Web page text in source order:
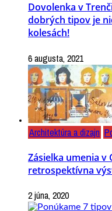
Dovolenka v
dobrých tipov je
kolesách!
6 augusta, 2021
Architektúra a dizajn
Zásielka umenia v
retrospektívna
2 júna, 2020